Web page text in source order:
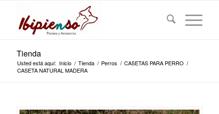
Tienda
Usted está aquí: Inicio / Tienda / Perros / CASETAS PARA PERRO /
CASETA NATURAL MADERA